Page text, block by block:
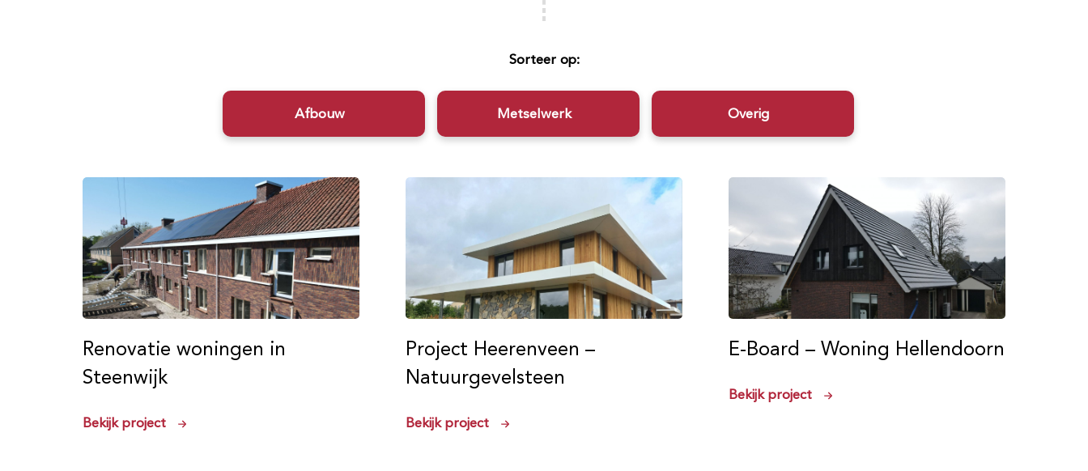
Sorteer op:
Afbouw Metselwerk Overig
Renovatie woningen in
Steenwijk
Bekijk project
Project Heerenveen –
Natuurgevelsteen
Bekijk project
E-Board – Woning Hellendoorn
Bekijk project